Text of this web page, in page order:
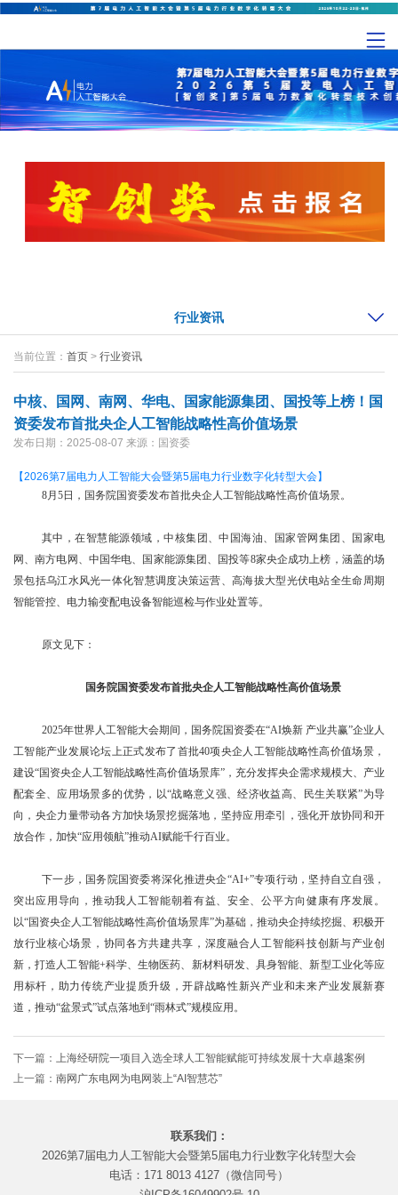
行业资讯
当前位置： 首页 > 行业资讯
中核、国网、南网、华电、国家能源集团、国投等上榜！国
资委发布首批央企人工智能战略性高价值场景
发布日期：2025-08-07 来源：国资委
【2026第7届电力人工智能大会暨第5届电力行业数字化转型大会】
8月5日，国务院国资委发布首批央企人工智能战略性高价值场景。
其中，在智慧能源领域，中核集团、中国海油、国家管网集团、国家电
网、南方电网、中国华电、国家能源集团、国投等8家央企成功上榜，涵盖的场
景包括乌江水风光一体化智慧调度决策运营、高海拔大型光伏电站全生命周期
智能管控、电力输变配电设备智能巡检与作业处置等。
原文见下：
国务院国资委发布首批央企人工智能战略性高价值场景
2025年世界人工智能大会期间，国务院国资委在“AI焕新 产业共赢”企业人
工智能产业发展论坛上正式发布了首批40项央企人工智能战略性高价值场景，
建设“国资央企人工智能战略性高价值场景库”，充分发挥央企需求规模大、产业
配套全、应用场景多的优势，以“战略意义强、经济收益高、民生关联紧”为导
向，央企力量带动各方加快场景挖掘落地，坚持应用牵引，强化开放协同和开
放合作，加快“应用领航”推动AI赋能千行百业。
下一步，国务院国资委将深化推进央企“AI+”专项行动，坚持自立自强，
突出应用导向，推动我人工智能朝着有益、安全、公平方向健康有序发展。
以“国资央企人工智能战略性高价值场景库”为基础，推动央企持续挖掘、积极开
放行业核心场景，协同各方共建共享，深度融合人工智能科技创新与产业创
新，打造人工智能+科学、生物医药、新材料研发、具身智能、新型工业化等应
用标杆，助力传统产业提质升级，开辟战略性新兴产业和未来产业发展新赛
道，推动“盆景式”试点落地到“雨林式”规模应用。
下一篇： 上海经研院一项目入选全球人工智能赋能可持续发展十大卓越案例
上一篇： 南网广东电网为电网装上“AI智慧芯”
联系我们：
2026第7届电力人工智能大会暨第5届电力行业数字化转型大会
电话：171 8013 4127（微信同号）